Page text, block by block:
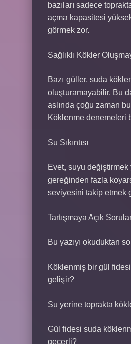
bazıları sadece
açma kapasitesi
görmek zor.
Sağlıklı Kökler
Bazı güller, suda
oluşturamayabilir. Bu
aslında çoğu zaman
Köklenme denemeleri
Su Sıkıntısı
Evet, suyu
gereğinden fazla
seviyesini takip etmek
Tartışmaya Açık
Bu yazıyı okuduktan
Köklenmiş bir gül
gelişir?
Su yerine toprakta
Gül fidesi suda
geçerli?